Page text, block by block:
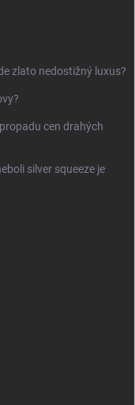
zlato nedostižný luxus?
cen drahých
silver squeeze je